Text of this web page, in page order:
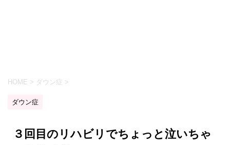
HOME > ダウン症 >
ダウン症
３回目のリハビリでちょっと泣いちゃ